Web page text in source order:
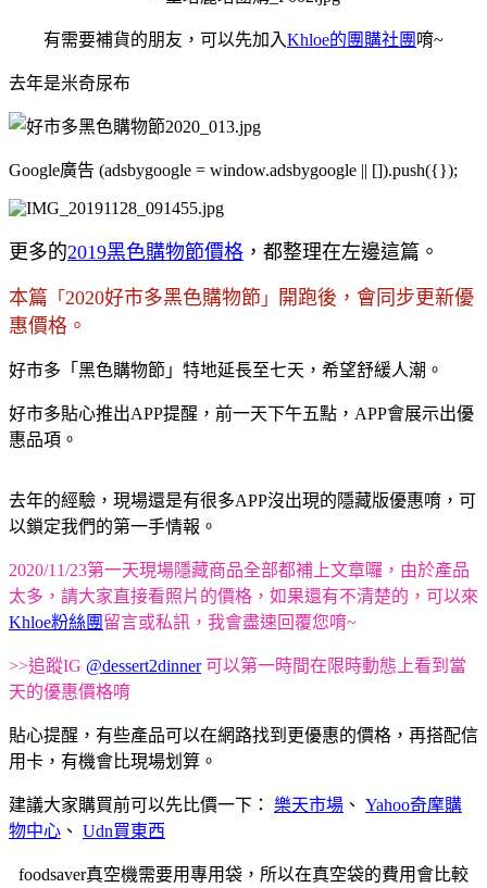
有需要補貨的朋友，可以先加入Khloe的團購社團 唷~
去年是米奇尿布
Google廣告 (adsbygoogle = window.adsbygoogle || []).push({});
更多的2019黑色購物節價格 ，都整理在左邊這篇。
本篇 「 2020好市多黑色購物節 」
開跑後，會同步更新優
惠價格。
好市多「黑色購物節」特地延長至七天，希望舒緩人潮。
好市多貼心推出APP提醒，前一天下午五點， APP會展示出優
惠品項。
去年的經驗，現場還是有很多APP沒出現的隱藏版優惠唷，可
以鎖定我們的第一手情報。
2020/11/23第一天現場隱藏商品全部都補上文章囉，由於產品
太多，請大家直接看照片的價格，如果還有不清楚的，可以來
Khloe粉絲團 留言或私訊，我會盡速回覆您唷~
>>追蹤IG @dessert2dinner可以第一時間在限時動態上看到當
天的優惠價格唷
貼心提醒，有些產品可以在網路找到更優惠的價格，再搭配信
用卡，有機會比現場划算。
建議大家購買前可以先比價一下： 樂天市場 、 Yahoo奇摩購
物中心 、 Udn買東西
foodsaver真空機需要用專用袋，所以在真空袋的費用會比較